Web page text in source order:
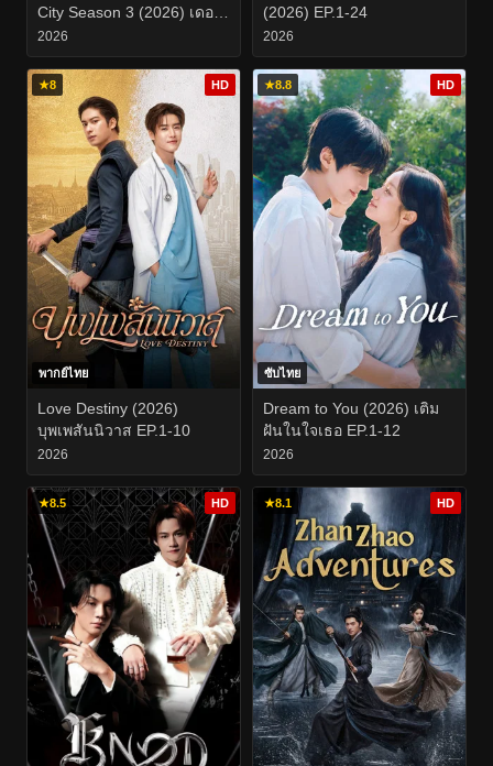
City Season 3 (2026) เดอะ
วอล์กกิงเดด เดดซิตี้ ปี 3
EP.1-8
2026
(2026) EP.1-24
2026
★8 HD
พากย์ไทย
Love Destiny (2026)
บุพเพสันนิวาส EP.1-10
2026
★8.8 HD
ซับไทย
Dream to You (2026) เติม
ฝันในใจเธอ EP.1-12
2026
★8.5 HD ★8.1 HD